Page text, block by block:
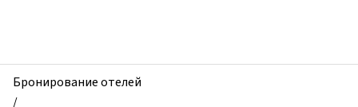
Paradise
Suites
Бронирование отелей
/